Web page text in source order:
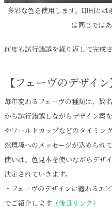
多彩な色を使用します。印刷と
は同じでは
何度も試行錯誤を繰り返して完成さ
【フェーヴのデザイン
毎年変わるフェーヴの種類は、数
から試行錯誤しながらデザイン案
やワールドカップなどのタイミン
然環境へのメッセージが込められ
使いは、色見本を使いながらデザ
決定されていきます。
・フェーヴのデザインに纏わるエ
でご紹介します（後日リンク）